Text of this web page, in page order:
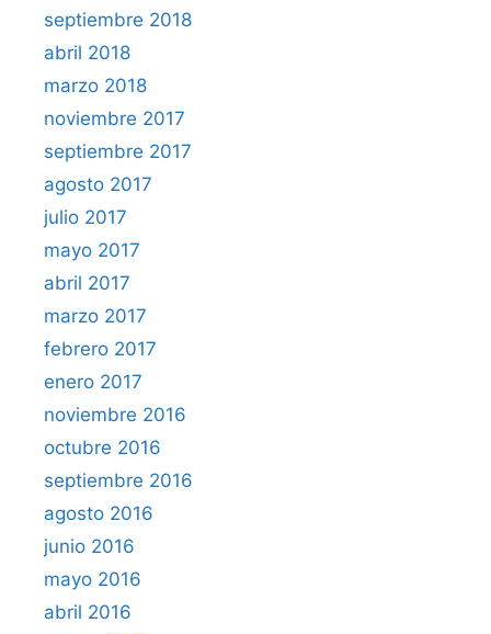
septiembre 2018
abril 2018
marzo 2018
noviembre 2017
septiembre 2017
agosto 2017
julio 2017
mayo 2017
abril 2017
marzo 2017
febrero 2017
enero 2017
noviembre 2016
octubre 2016
septiembre 2016
agosto 2016
junio 2016
mayo 2016
abril 2016